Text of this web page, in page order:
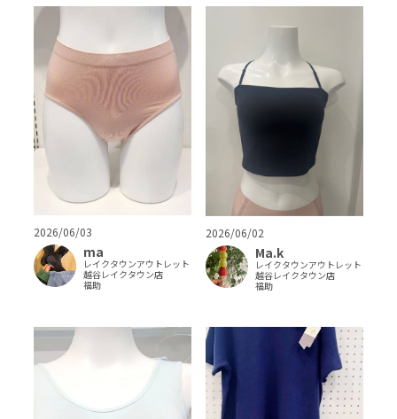
2026/06/03
ma
レイクタウンアウトレット
越谷レイクタウン店
福助
2026/06/02
Ma.k
レイクタウンアウトレット
越谷レイクタウン店
福助